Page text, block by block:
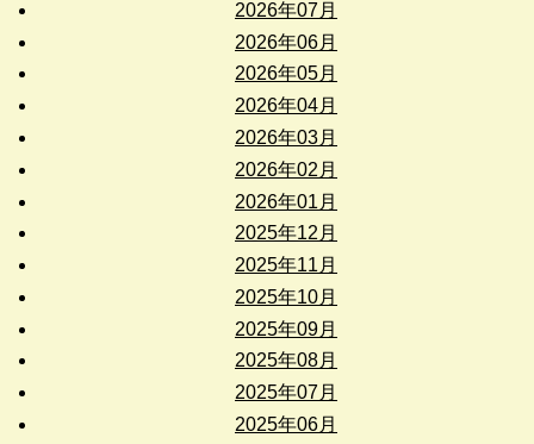
2026年07月
2026年06月
2026年05月
2026年04月
2026年03月
2026年02月
2026年01月
2025年12月
2025年11月
2025年10月
2025年09月
2025年08月
2025年07月
2025年06月